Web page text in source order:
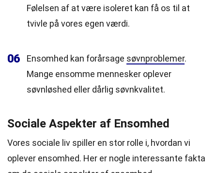
Følelsen af at være isoleret kan få os til at
tvivle på vores egen værdi.
06 Ensomhed kan forårsage søvnproblemer.
Mange ensomme mennesker oplever
søvnløshed eller dårlig søvnkvalitet.
Sociale Aspekter af Ensomhed
Vores sociale liv spiller en stor rolle i, hvordan vi
oplever ensomhed. Her er nogle interessante fakta